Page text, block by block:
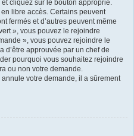
cliquez sur le bouton approprié.
libre accès. Certains peuvent
fermés et d’autres peuvent même
», vous pouvez le rejoindre
», vous pouvez rejoindre le
d’être approuvée par un chef de
pourquoi vous souhaitez rejoindre
ou non votre demande.
annule votre demande, il a sûrement